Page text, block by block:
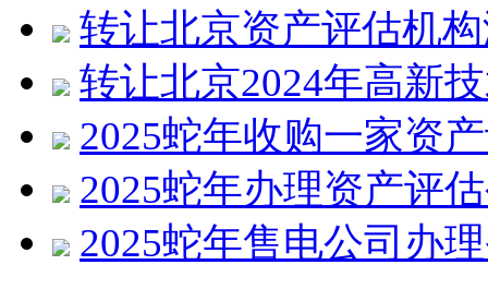
转让北京资产评估机
转让北京2024年高新
2025蛇年收购一家资
2025蛇年办理资产评
2025蛇年售电公司办